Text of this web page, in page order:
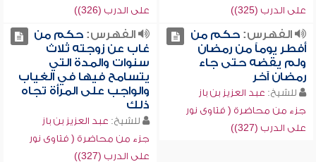
على الدرب (325))
على الدرب (326))
الفهرس:حكم من
أفطر يوماً من رمضان
ولم يقضه حتى جاء
رمضان آخر
للشيخ: عبد العزيز بن باز
جزء من محاضرة ( فتاوى نور
على الدرب (327))
الفهرس:حكم من
غاب عن زوجته ثلاث
سنوات والمدة التي
يتسامح فيها في الغياب
والواجب على المرأة تجاه
ذلك
للشيخ: عبد العزيز بن باز
جزء من محاضرة ( فتاوى نور
على الدرب (327))